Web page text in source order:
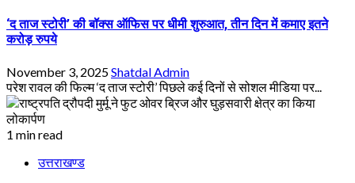
‘द ताज स्टोरी’ की बॉक्स ऑफिस पर धीमी शुरुआत, तीन दिन में कमाए इतने
करोड़ रुपये
November 3, 2025Shatdal Admin
परेश रावल की फिल्म ‘द ताज स्टोरी’ पिछले कई दिनों से सोशल मीडिया पर...
1 min read
उत्तराखण्ड